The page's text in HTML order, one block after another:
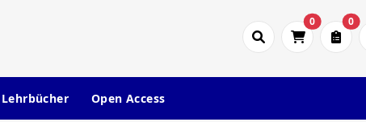
0 0
Lehrbücher Open Access